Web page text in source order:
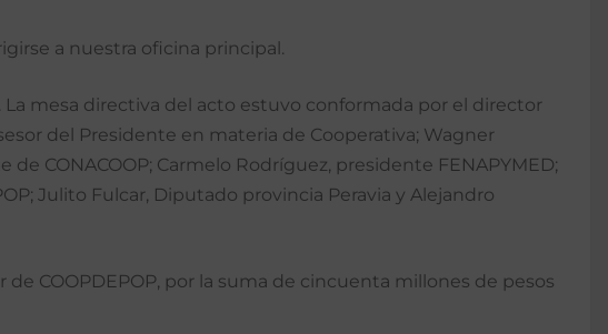
a nuestra oficina principal.
mesa directiva del acto estuvo conformada por el director
del Presidente en materia de Cooperativa; Wagner
CONACOOP; Carmelo Rodríguez, presidente FENAPYMED;
Julito Fulcar, Diputado provincia Peravia y Alejandro
COOPDEPOP, por la suma de cincuenta millones de pesos